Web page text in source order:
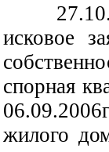
исковое
спорная
жилого